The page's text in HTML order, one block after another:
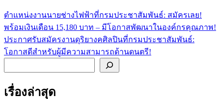
แนะแนว
เรื่อง
ตำแหน่งงานนายช่างไฟฟ้าที่กรมประชาสัมพันธ์: สมัครเลย!
พร้อมเงินเดือน 15,180 บาท – มีโอกาสพัฒนาในองค์กรคุณภาพ!
ประกาศรับสมัครงานดุริยางคศิลปินที่กรมประชาสัมพันธ์:
โอกาสดีสำหรับผู้มีความสามารถด้านดนตรี!
เรื่องล่าสุด